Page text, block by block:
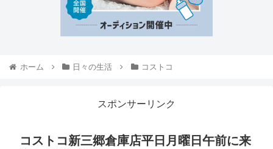
ホーム 日々の生活 コストコ
スポンサーリンク
コストコ新三郷倉庫店平日月曜日午前に来